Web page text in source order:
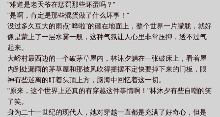
"难道是老天爷在惩罚那些坏蛋吗？"
"是啊，肯定是那些混蛋做了什么坏事！"
没过多久豆大的雨点“哗啦”的砸在地面上，整个世界一片朦胧，就好
像是蒙上了一层水雾一般，这种气氛让人心里非常压抑，透不过气
起来。
大峪村最西边的一个破茅草屋内，林沐夕躺在一张破床上，看着屋
内到处漏雨的茅草屋和那被风吹得摇摆不定快要掉下来的门板，眼
神有些迷离的盯着头顶上方，脑海中回忆着这一切。
"原来，这个世界上还真的有穿越这件事情啊！"林沐夕有些自嘲的笑
了笑。
身为二十一世纪的现代人，她对穿越一直都是充满了好奇心，但是